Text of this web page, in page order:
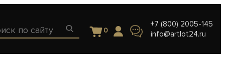
0
+7 (800) 2005-145
info@artlot24.ru